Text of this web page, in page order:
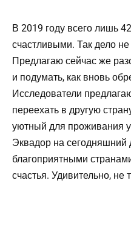
В 2019 году всего лишь
счастливыми. Так дело не
Предлагаю сейчас же
и подумать, как вновь
Исследователи
переехать в другую
уютный для проживания
Эквадор на
благоприятными
счастья. Удивительно, не